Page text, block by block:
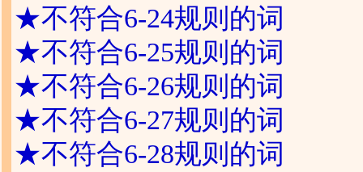
★不符合6-24规则的词
★不符合6-25规则的词
★不符合6-26规则的词
★不符合6-27规则的词
★不符合6-28规则的词